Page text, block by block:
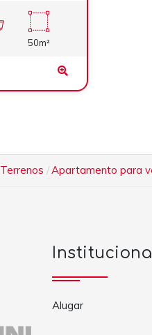
50m²
Terrenos Apartamento para
Alugar